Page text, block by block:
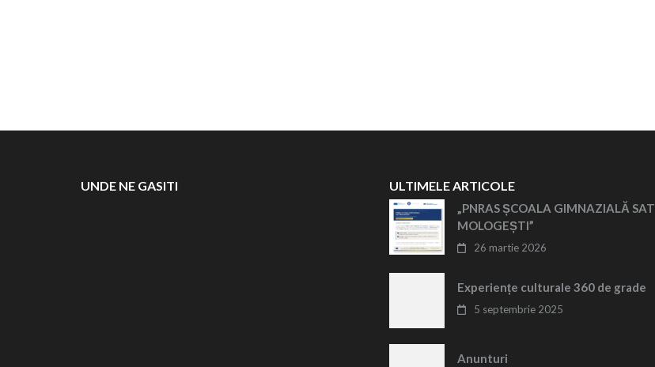
UNDE NE GASITI ULTIMELE ARTICOLE
„PNRAS ȘCOALA GIMNAZIALĂ SAT
MOLOGEȘTI”
26 martie 2026
Experiențe culturale 360 de grade
5 septembrie 2025
Anunturi